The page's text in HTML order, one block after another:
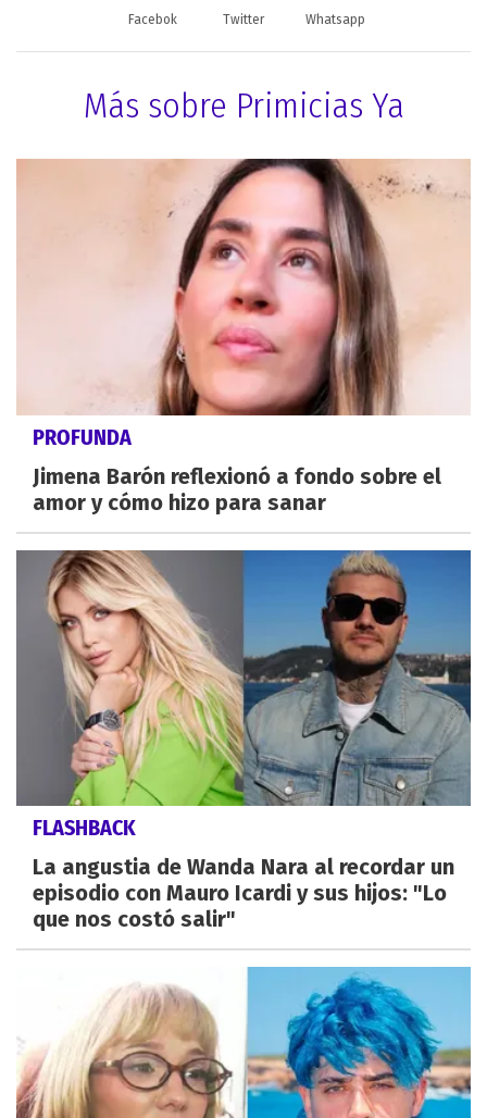
Facebok Twitter Whatsapp
Más sobre Primicias Ya
PROFUNDA
Jimena Barón reflexionó a fondo sobre el
amor y cómo hizo para sanar
FLASHBACK
La angustia de Wanda Nara al recordar un
episodio con Mauro Icardi y sus hijos: "Lo
que nos costó salir"